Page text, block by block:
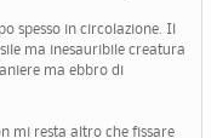
spesso in circolazione. Il
ma inesauribile creatura
ma ebbro di
mi resta altro che fissare